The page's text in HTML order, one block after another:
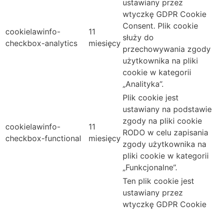
cookielawinfo-
checkbox-analytics
11
miesięcy
ustawiany przez
wtyczkę GDPR Cookie
Consent. Plik cookie
służy do
przechowywania zgody
użytkownika na pliki
cookie w kategorii
„Analityka”.
cookielawinfo-
checkbox-functional
11
miesięcy
Plik cookie jest
ustawiany na podstawie
zgody na pliki cookie
RODO w celu zapisania
zgody użytkownika na
pliki cookie w kategorii
„Funkcjonalne”.
Ten plik cookie jest
ustawiany przez
wtyczkę GDPR Cookie